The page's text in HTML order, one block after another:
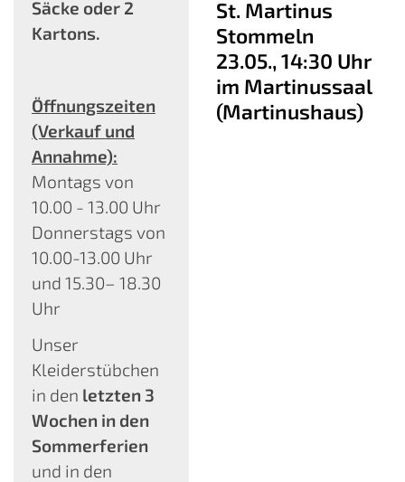
Säcke oder 2
Kartons.
Öffnungszeiten
(Verkauf und
Annahme):
Montags von
10.00 - 13.00 Uhr
Donnerstags von
10.00-13.00 Uhr
und 15.30– 18.30
Uhr
Unser
Kleiderstübchen
in den letzten 3
Wochen in den
Sommerferien
und in den
St. Martinus
Stommeln
23.05., 14:30 Uhr
im Martinussaal
(Martinushaus)